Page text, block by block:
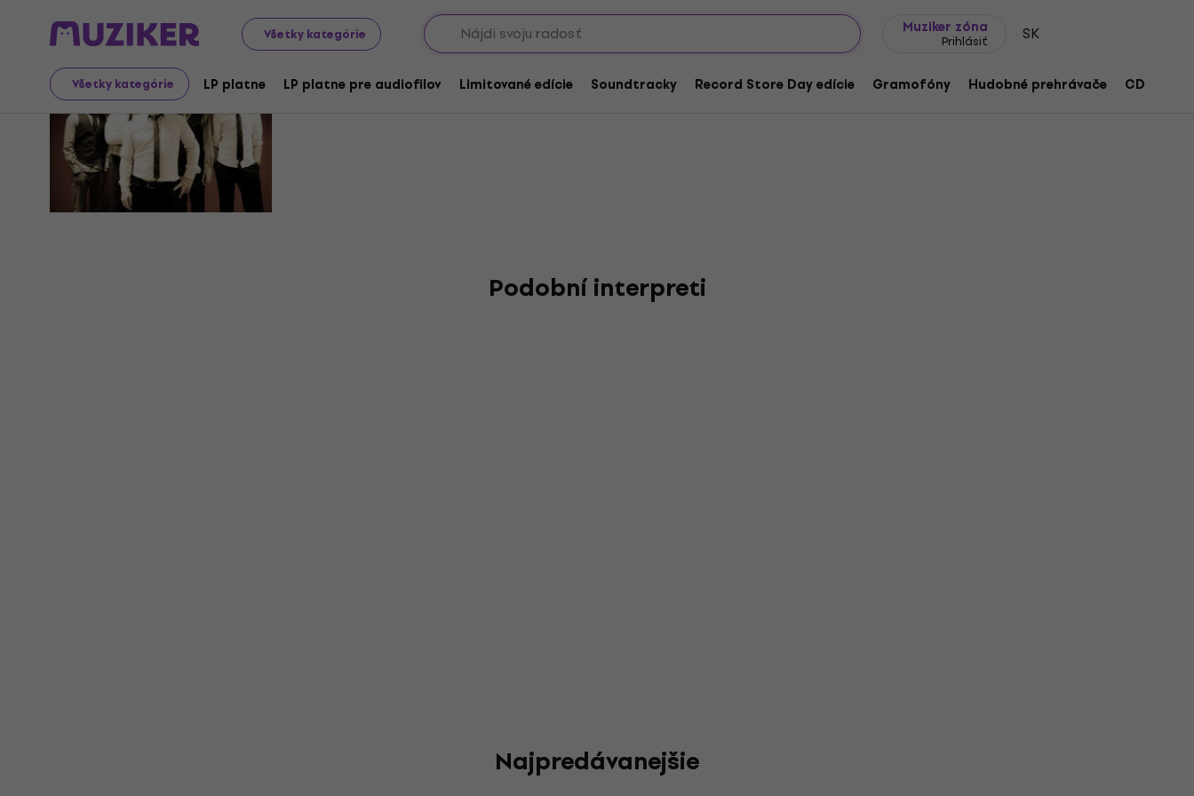
Všetky kategórie
Muziker zóna
Prihlásiť SK
Všetky kategórie LP platne LP platne pre audiofilov Limitované edície Soundtracky Record Store Day edície Gramofóny Hudobné prehrávače CD
Malted Milk
Podobní interpreti
Najpredávanejšie